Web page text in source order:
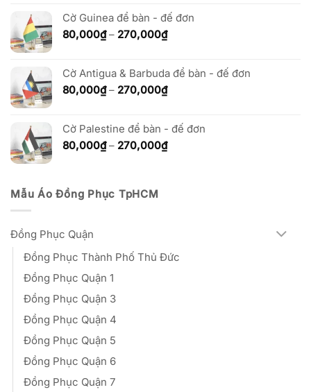
80,000₫
đến
270,000₫
Cờ Guinea để bàn - đế đơn
80,000₫ – 270,000₫Khoảng
80,000₫
đến
270,000₫
Cờ Antigua & Barbuda để bàn - đế đơn
80,000₫ – 270,000₫Khoảng
80,000₫
đến
270,000₫
Cờ Palestine để bàn - đế đơn
80,000₫ – 270,000₫Khoảng
Mẫu Áo Đồng Phục TpHCM
Đồng Phục Quận
Đồng Phục Thành Phố Thủ Đức
Đồng Phục Quận 1
Đồng Phục Quận 3
Đồng Phục Quận 4
Đồng Phục Quận 5
Đồng Phục Quận 6
Đồng Phục Quận 7